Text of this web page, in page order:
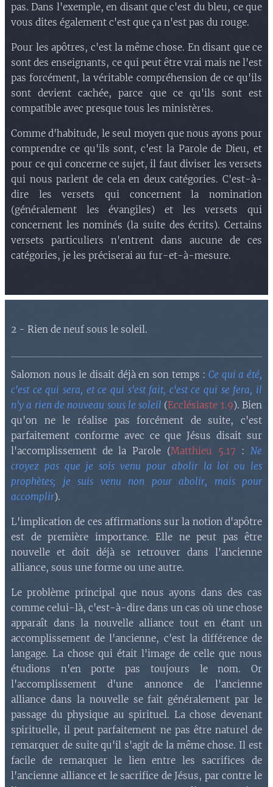
pas. Dans l'exemple, en disant que c'est du bleu, ce que
vous dites également c'est que ça n'est pas du rouge.
Pour les apôtres, c'est la même chose. En disant que ce
sont des enseignants, ce qui peut être vrai mais ne l'est
pas forcément, la véritable compréhension de ce qu'ils
sont devient cachée, parce que ce qu'ils sont est
compatible avec presque tous les ministères.
Comme d'habitude, le seul moyen que nous ayons pour
comprendre ce qu'ils sont, c'est la Parole de Dieu, et
pour ce qui concerne ce sujet, il faut diviser les versets
qui nous parlent de cela en deux catégories. C'est-à-
dire les versets qui concernent la nomination
(généralement les évangiles) et les versets qui
concernent les nominés (la suite des écrits). Certains
versets particuliers n'entrent dans aucune de ces
catégories, je les préciserai au fur-et-à-mesure.
2 - Rien de neuf sous le soleil.
Salomon nous le disait déjà en son temps : Ce qui a été,
c'est ce qui sera, et ce qui s'est fait, c'est ce qui se fera, il
n'y a rien de nouveau sous le soleil (Ecclésiaste 1.9). Bien
qu'on ne le réalise pas forcément de suite, c'est
parfaitement conforme avec ce que Jésus disait sur
l'accomplissement de la Parole (Matthieu 5.17 : Ne
croyez pas que je sois venu pour abolir la loi ou les
prophètes; je suis venu non pour abolir, mais pour
accomplir).
L'implication de ces affirmations sur la notion d'apôtre
est de première importance. Elle ne peut pas être
nouvelle et doit déjà se retrouver dans l'ancienne
alliance, sous une forme ou une autre.
Le problème principal que nous ayons dans des cas
comme celui-là, c'est-à-dire dans un cas où une chose
apparaît dans la nouvelle alliance tout en étant un
accomplissement de l'ancienne, c'est la différence de
langage. La chose qui était l'image de celle que nous
étudions n'en porte pas toujours le nom. Or
l'accomplissement d'une annonce de l'ancienne
alliance dans la nouvelle se fait généralement par le
passage du physique au spirituel. La chose devenant
spirituelle, il peut parfaitement ne pas être naturel de
remarquer de suite qu'il s'agit de la même chose. Il est
facile de remarquer le lien entre les sacrifices de
l'ancienne alliance et le sacrifice de Jésus, par contre le